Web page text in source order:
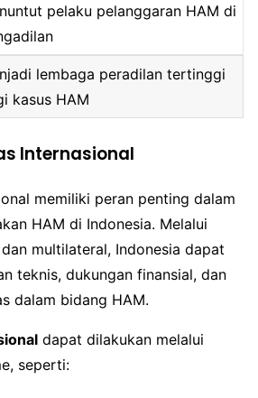
pelaku pelanggaran HAM di
lembaga peradilan tertinggi
kasus HAM
Internasional
memiliki peran penting dalam
HAM di Indonesia. Melalui
multilateral, Indonesia dapat
teknis, dukungan finansial, dan
dalam bidang HAM.
dapat dilakukan melalui
seperti: